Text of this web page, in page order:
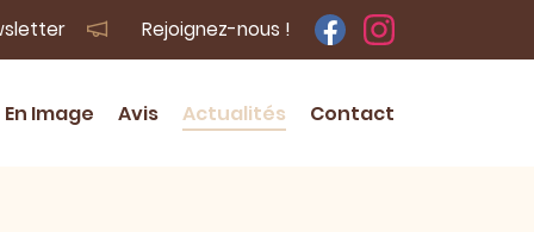
Rejoignez-nous !
En Image Avis Actualités Contact